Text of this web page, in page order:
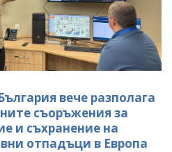
вече разполага
съоръжения за
и съхранение на
отпадъци в Европа